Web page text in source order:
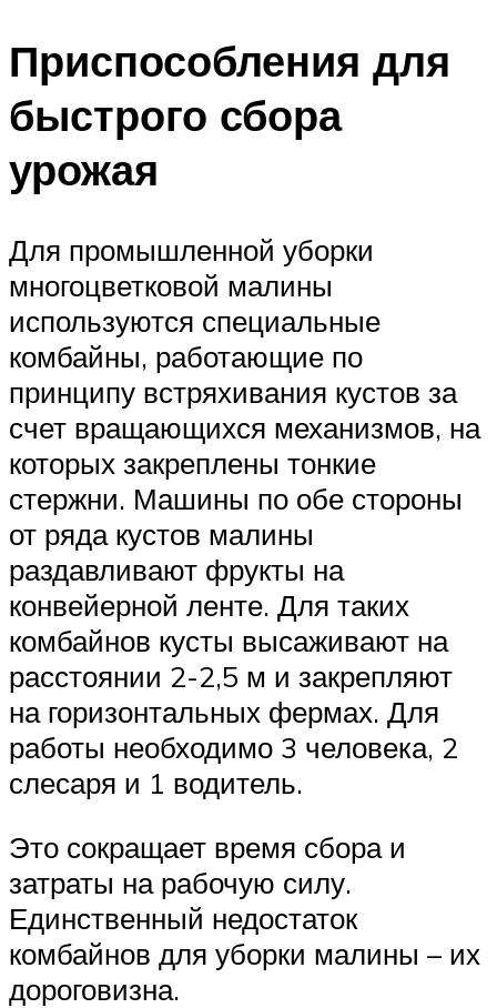
Приспособления для
быстрого сбора
урожая
Для промышленной уборки
многоцветковой малины
используются специальные
комбайны, работающие по
принципу встряхивания кустов за
счет вращающихся механизмов, на
которых закреплены тонкие
стержни. Машины по обе стороны
от ряда кустов малины
раздавливают фрукты на
конвейерной ленте. Для таких
комбайнов кусты высаживают на
расстоянии 2-2,5 м и закрепляют
на горизонтальных фермах. Для
работы необходимо 3 человека, 2
слесаря ​​и 1 водитель.
Это сокращает время сбора и
затраты на рабочую силу.
Единственный недостаток
комбайнов для уборки малины – их
дороговизна.